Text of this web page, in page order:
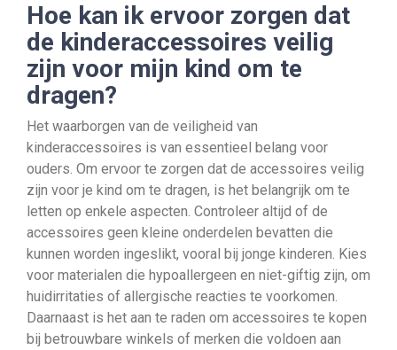
Hoe kan ik ervoor zorgen dat
de kinderaccessoires veilig
zijn voor mijn kind om te
dragen?
Het waarborgen van de veiligheid van
kinderaccessoires is van essentieel belang voor
ouders. Om ervoor te zorgen dat de accessoires veilig
zijn voor je kind om te dragen, is het belangrijk om te
letten op enkele aspecten. Controleer altijd of de
accessoires geen kleine onderdelen bevatten die
kunnen worden ingeslikt, vooral bij jonge kinderen. Kies
voor materialen die hypoallergeen en niet-giftig zijn, om
huidirritaties of allergische reacties te voorkomen.
Daarnaast is het aan te raden om accessoires te kopen
bij betrouwbare winkels of merken die voldoen aan